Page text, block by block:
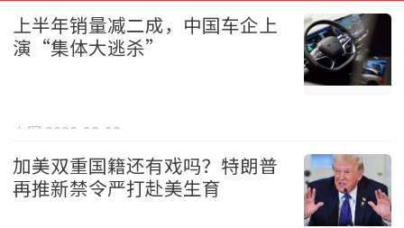
上半年销量减二成，中国车企上
演“集体大逃杀”
中国 2026-08-08
加美双重国籍还有戏吗？特朗普
再推新禁令严打赴美生育